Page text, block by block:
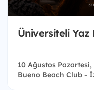
Üniversiteli
10 Ağustos Pazartesi,
Bueno Beach Club -